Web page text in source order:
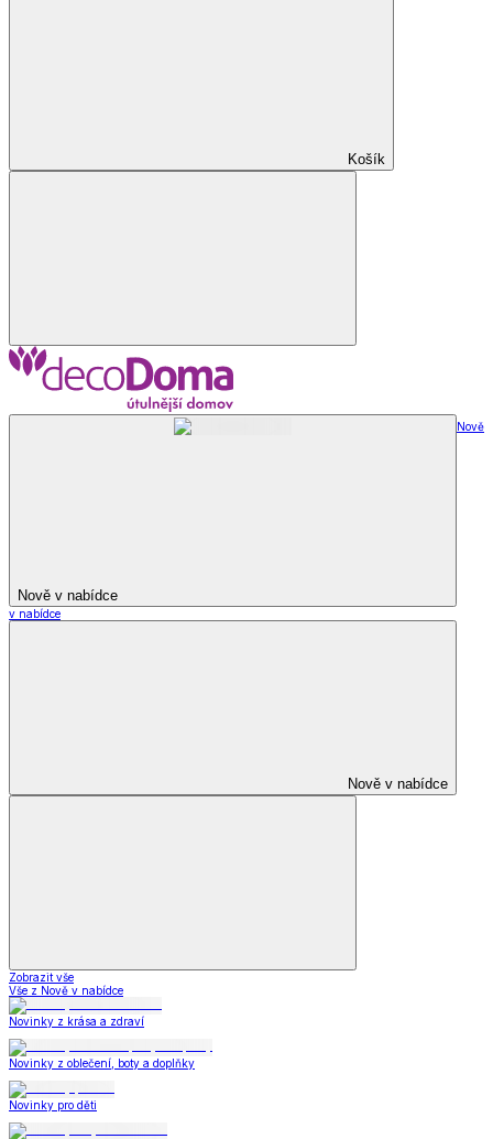
Košík
Nově v nabídce
Nově
v nabídce
Nově v nabídce
Zobrazit vše
Vše z Nově v nabídce
Novinky z krása a zdraví
Novinky z oblečení, boty a doplňky
Novinky pro děti